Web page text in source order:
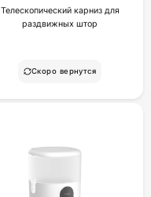
Телескопический карниз для
раздвижных штор
Скоро вернутся